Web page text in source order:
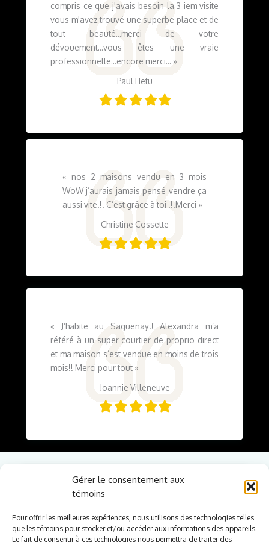
Gérer le consentement aux
témoins
Pour offrir les meilleures expériences, nous utilisons des technologies telles
que les témoins pour stocker et/ou accéder aux informations des appareils.
Le fait de consentir à ces technologies nous permettra de traiter des
compris ce que j'avais besoin la 3 iem visite
vous m'avez trouvé une superbe place et de
tout beauté...merci de votre
dévouement...vous êtes une vraie
professionnelle...encore merci... »
Paul Hetu
Filled
star
Filled
star
Filled
star
Filled
star
Filled
star
« nos 2 maisons vendu en 3 mois
WoW j’aurais jamais pensé vendre ça
aussi vite!!! C’est grâce à toi !!!Merci »
Christine Cossette
Filled
star
Filled
star
Filled
star
Filled
star
Filled
star
« J’habite au Saguenay!! Alexandra m’a
référé à un super courtier de proprio direct
et ma maison s’est vendue en moins de trois
mois!! Merci pour tout »
Joannie Villeneuve
Filled
star
Filled
star
Filled
star
Filled
star
Filled
star